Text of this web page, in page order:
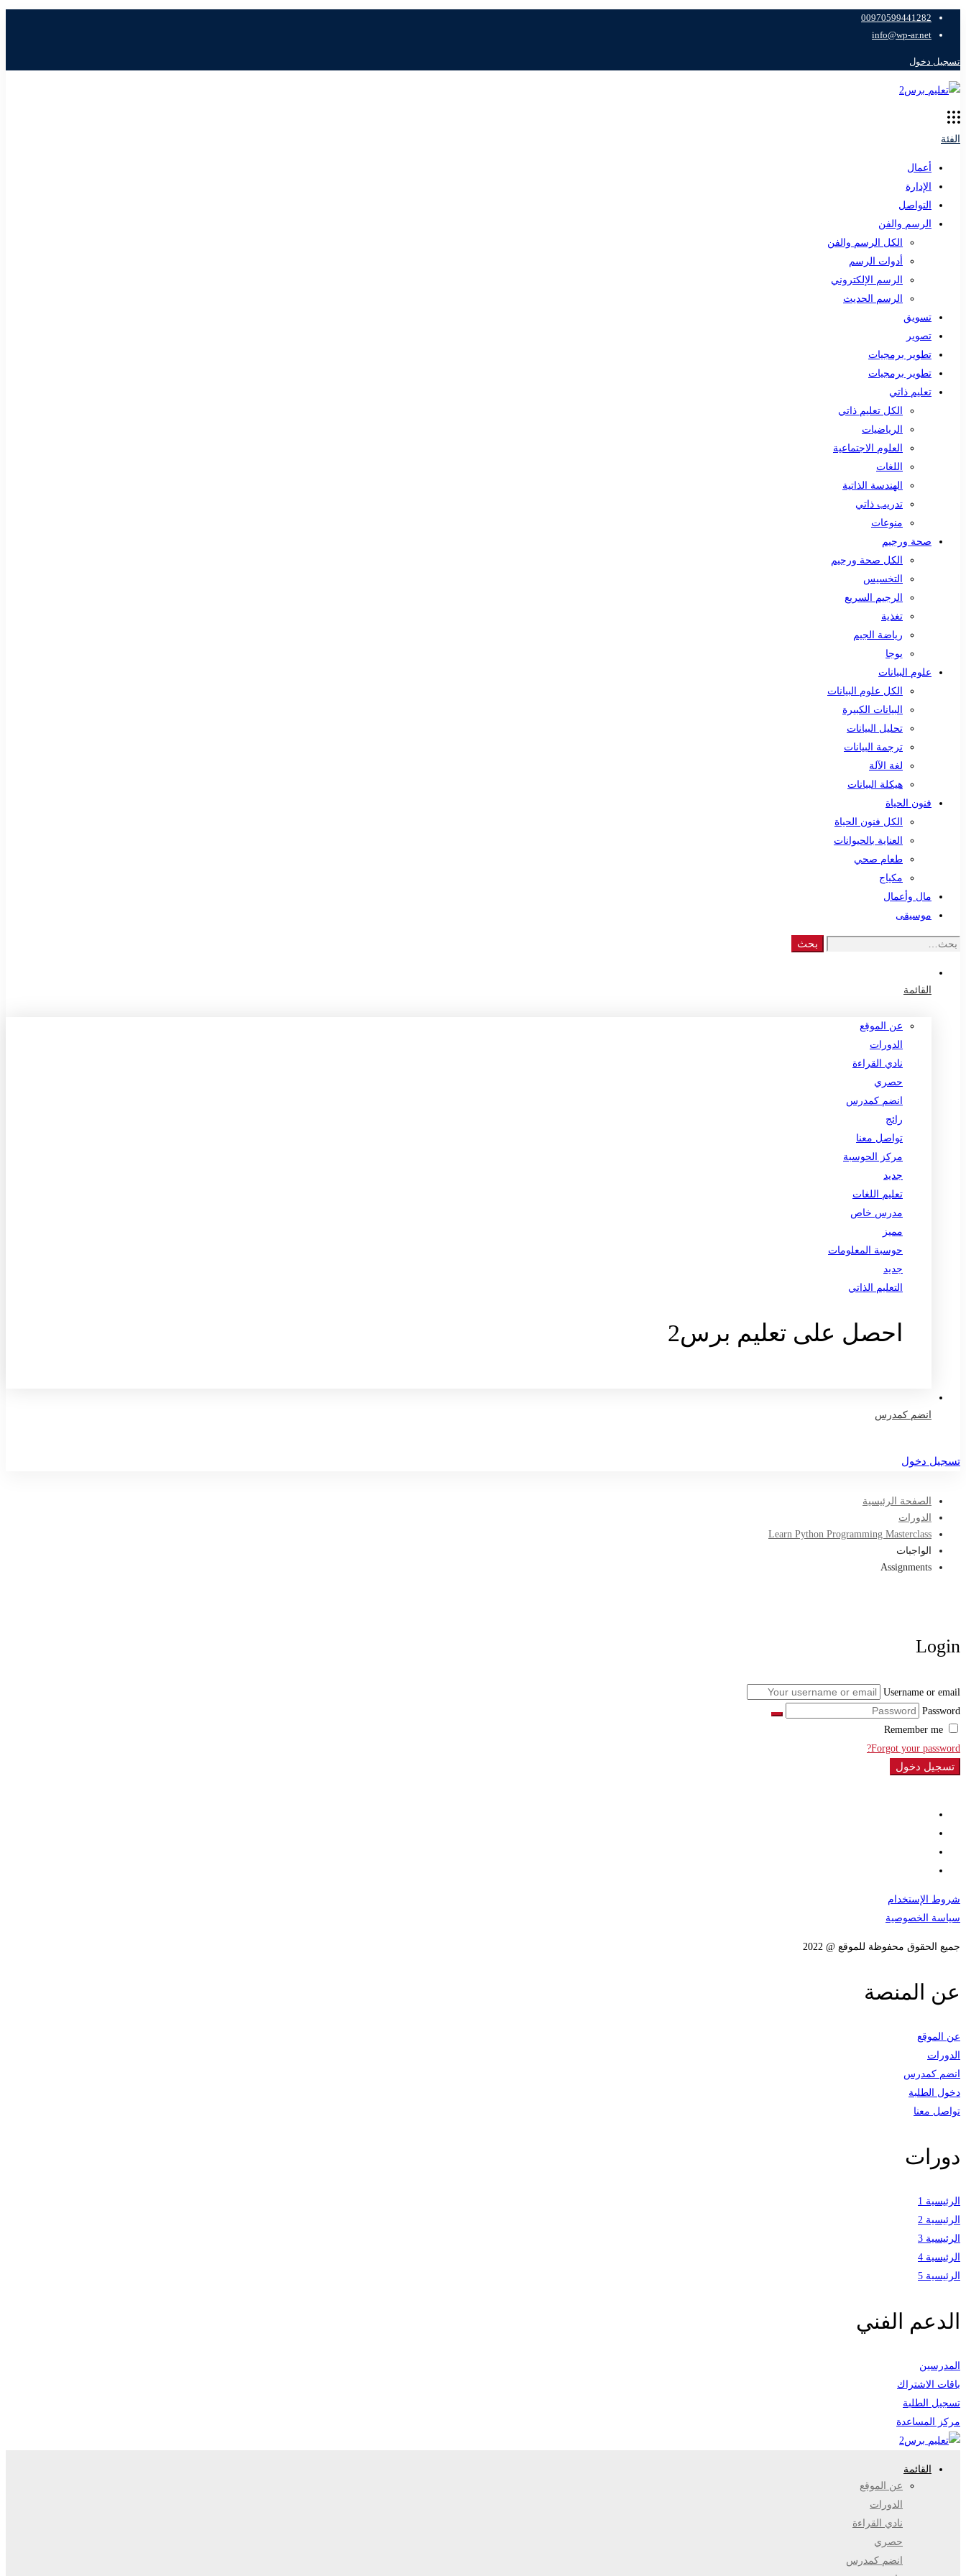
00970599441282
info@wp-ar.net
تسجيل دخول
الفئة
أعمال
الإدارة
التواصل
الرسم والفن
الكل الرسم والفن
أدوات الرسم
الرسم الإلكتروني
الرسم الحديث
تسويق
تصوير
تطوير برمجيات
تطوير برمجيات
تعليم ذاتي
الكل تعليم ذاتي
الرياضيات
العلوم الاجتماعية
اللغات
الهندسة الذاتية
تدريب ذاتي
منوعات
صحة ورجيم
الكل صحة ورجيم
التخسيس
الرجيم السريع
تغذية
رياضة الجيم
يوجا
علوم البيانات
الكل علوم البيانات
البيانات الكبيرة
تحليل البيانات
ترجمة البيانات
لغة الآلة
هيكلة البيانات
فنون الحياة
الكل فنون الحياة
العناية بالحيوانات
طعام صحي
مكياج
مال وأعمال
موسيقى
Search
بحث
القائمة
عن الموقع
الدورات
نادي القراءة
حصري
انضم كمدرس
رائج
تواصل معنا
مركز الحوسبة
جديد
تعليم اللغات
مدرس خاص
مميز
حوسبة المعلومات
جديد
التعليم الذاتي
احصل على تعليم برس2
انضم كمدرس
تسجيل دخول
الصفحة الرئيسية
الدورات
Learn Python Programming Masterclass
الواجبات
Assignments
Login
Username or email
Password
Forgot your password?
تسجيل دخول
شروط الإستخدام
سياسة الخصوصية
جميع الحقوق محفوظة للموقع @ 2022
عن المنصة
عن الموقع
الدورات
انضم كمدرس
دخول الطلبة
تواصل معنا
دورات
الرئيسية 1
الرئيسية 2
الرئيسية 3
الرئيسية 4
الرئيسية 5
الدعم الفني
المدرسين
باقات الاشتراك
تسجيل الطلبة
مركز المساعدة
القائمة
عن الموقع
الدورات
نادي القراءة
حصري
انضم كمدرس